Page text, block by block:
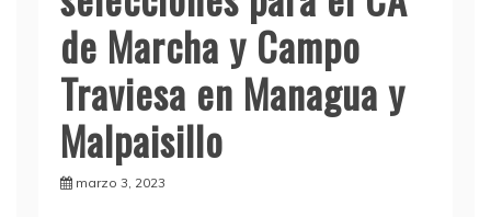
de Marcha y Campo
Traviesa en Managua y
Malpaisillo
marzo 3, 2023